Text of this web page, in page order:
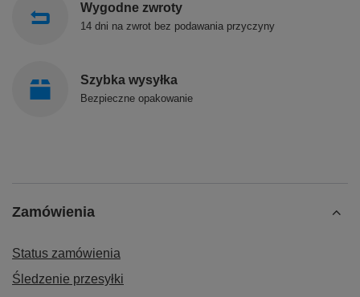
Wygodne zwroty
14 dni na zwrot bez podawania przyczyny
Szybka wysyłka
Bezpieczne opakowanie
Zamówienia
Status zamówienia
Śledzenie przesyłki